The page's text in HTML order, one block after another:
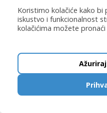
Koristimo kolačiće kako bi
iskustvo i funkcionalnost
kolačićima možete pronaći
Lokacije i prijave
Kontaktirajte nas
Opći uvjeti poslovanja
LEGO® and DUPLO® are registered
which does not sponsor, authorize